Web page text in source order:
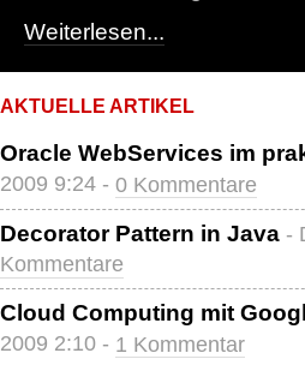
Weiterlesen...
AKTUELLE ARTIKEL
Oracle WebServices im
2009 9:24 - 0 Kommentare
Decorator Pattern in Java -
Kommentare
Cloud Computing mit
2009 2:10 - 1 Kommentar